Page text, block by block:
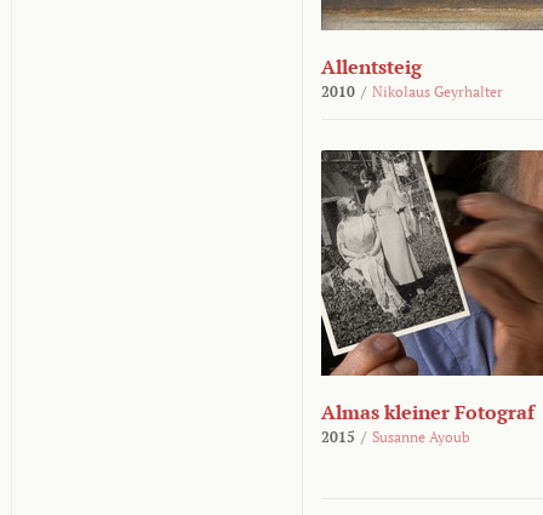
Allentsteig
2010 / Nikolaus Geyrhalter
Almas kleiner Fotograf
2015 / Susanne Ayoub